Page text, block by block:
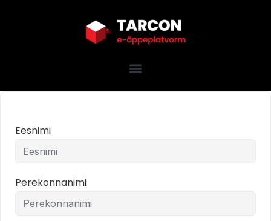
Eesnimi
Perekonnanimi